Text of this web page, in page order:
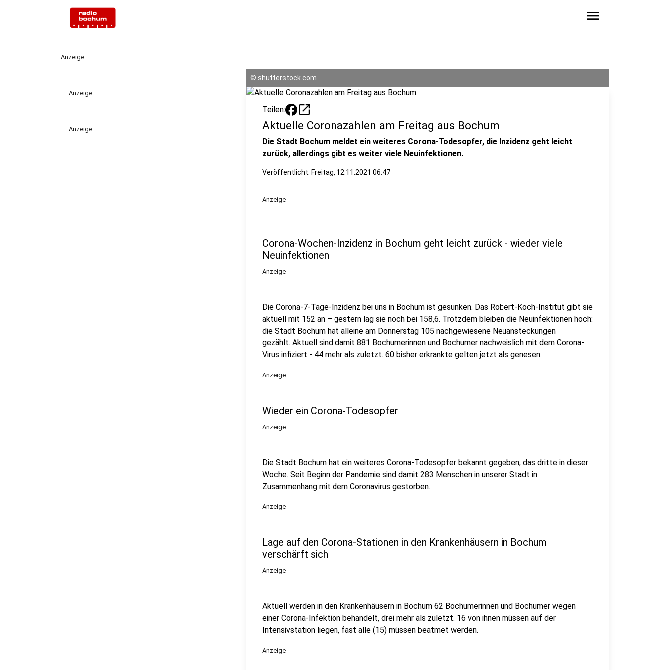
menu
Anzeige
Anzeige
Anzeige
© shutterstock.com
Teilen: open_in_new
Aktuelle Coronazahlen am Freitag aus Bochum
Die Stadt Bochum meldet ein weiteres Corona-Todesopfer, die Inzidenz geht leicht
zurück, allerdings gibt es weiter viele Neuinfektionen.
Veröffentlicht: Freitag, 12.11.2021 06:47
Anzeige
Corona-Wochen-Inzidenz in Bochum geht leicht zurück - wieder viele
Neuinfektionen
Anzeige
Die Corona-7-Tage-Inzidenz bei uns in Bochum ist gesunken. Das Robert-Koch-Institut gibt sie
aktuell mit 152 an – gestern lag sie noch bei 158,6. Trotzdem bleiben die Neuinfektionen hoch:
die Stadt Bochum hat alleine am Donnerstag 105 nachgewiesene Neuansteckungen
gezählt. Aktuell sind damit 881 Bochumerinnen und Bochumer nachweislich mit dem Corona-
Virus infiziert - 44 mehr als zuletzt. 60 bisher erkrankte gelten jetzt als genesen.
Anzeige
Wieder ein Corona-Todesopfer
Anzeige
Die Stadt Bochum hat ein weiteres Corona-Todesopfer bekannt gegeben, das dritte in dieser
Woche. Seit Beginn der Pandemie sind damit 283 Menschen in unserer Stadt in
Zusammenhang mit dem Coronavirus gestorben.
Anzeige
Lage auf den Corona-Stationen in den Krankenhäusern in Bochum
verschärft sich
Anzeige
Aktuell werden in den Krankenhäusern in Bochum 62 Bochumerinnen und Bochumer wegen
einer Corona-Infektion behandelt, drei mehr als zuletzt. 16 von ihnen müssen auf der
Intensivstation liegen, fast alle (15) müssen beatmet werden.
Anzeige